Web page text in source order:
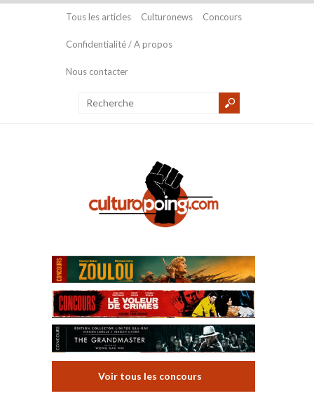
Tous les articles Culturonews Concours
Confidentialité / A propos
Nous contacter
Voir tous les concours